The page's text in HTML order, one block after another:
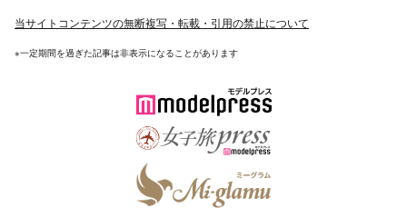
当サイトコンテンツの無断複写・転載・引用の禁止について
※一定期間を過ぎた記事は非表示になることがあります